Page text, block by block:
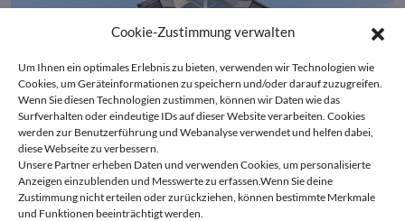
Cookie-Zustimmung verwalten
Um Ihnen ein optimales Erlebnis zu bieten, verwenden wir Technologien wie
Cookies, um Geräteinformationen zu speichern und/oder darauf zuzugreifen.
Wenn Sie diesen Technologien zustimmen, können wir Daten wie das
Surfverhalten oder eindeutige IDs auf dieser Website verarbeiten. Cookies
werden zur Benutzerführung und Webanalyse verwendet und helfen dabei,
diese Webseite zu verbessern.
Unsere Partner erheben Daten und verwenden Cookies, um personalisierte
Anzeigen einzublenden und Messwerte zu erfassen.Wenn Sie deine
Zustimmung nicht erteilen oder zurückziehen, können bestimmte Merkmale
und Funktionen beeinträchtigt werden.